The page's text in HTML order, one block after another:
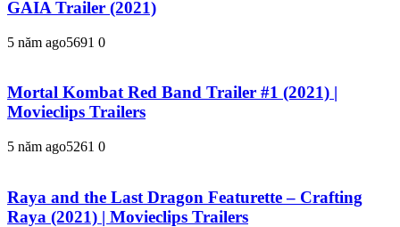
GAIA Trailer (2021)
5 năm ago5691 0
Mortal Kombat Red Band Trailer #1 (2021) |
Movieclips Trailers
5 năm ago5261 0
Raya and the Last Dragon Featurette – Crafting
Raya (2021) | Movieclips Trailers